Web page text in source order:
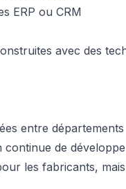
ERP ou CRM
avec des
entre départements
continue de
les fabricants,